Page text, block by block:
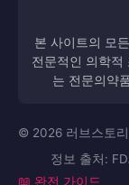
본 사이트의 모
전문적인 의학적
는 전문의약
© 2026 러브스토
정보 출처:
📖 완전 가이드